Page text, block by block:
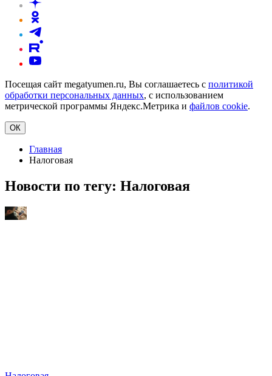
Посещая сайт megatyumen.ru, Вы соглашаетесь с политикой
обработки персональных данных, с использованием
метрической программы Яндекс.Метрика и файлов cookie.
ОК
Главная
Налоговая
Новости по тегу: Налоговая